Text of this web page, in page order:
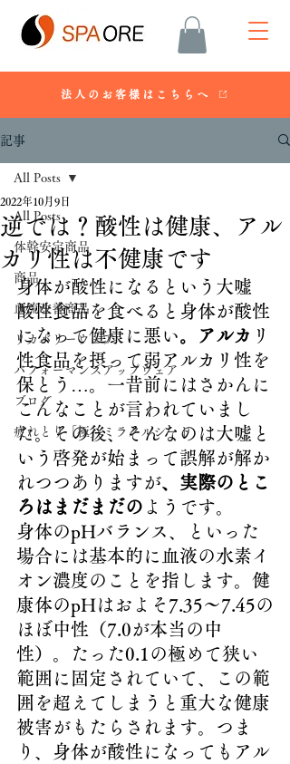
法人のお客様はこちらへ
記事
All Posts
体幹安定商品
商品
血流改善商品
リカバリーウェア
パフォーマンスアップウェア
ブログ
疲れとり「極」ミラクルシート
All Posts
逆では？酸性は健康、アル
カリ性は不健康です
2022年10月9日
身体が酸性になるという大嘘
酸性食品を食べると身体が酸性
になって健康に悪い 。アルカ リ
性食品を摂って弱アルカリ性を
保とう…。一昔前にはさかんに
こんなことが言われていまし
た。その後、そんなのは大嘘と
いう啓発が始まって誤解が解か
れつつありますが 、実際のとこ
ろはまだまだの ようです。
身体のpHバランス、といった
場合には基本的に血液の水素イ
オン濃度のことを指します。健
康体のpHはおよそ7.35～7.45の
ほぼ中性（7.0が本当の中
性）。たった0.1の極めて狭い
範囲に固定されていて、この範
囲を超えてしまうと重大な健康
被害がもたらされます。つま
り、身体が酸性になってもアル